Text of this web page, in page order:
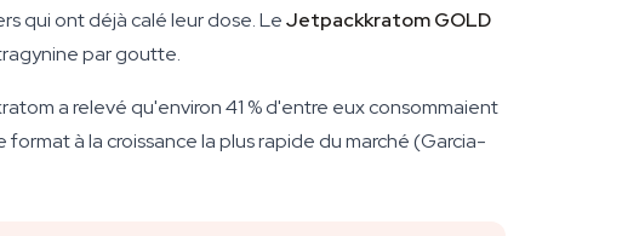
qui ont déjà calé leur dose. LeJetpackkratom GOLD
par goutte.
a relevé qu'environ 41 % d'entre eux consommaient
à la croissance la plus rapide du marché (Garcia-